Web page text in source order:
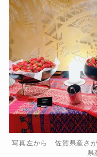
写真左から 佐賀県産さ
県